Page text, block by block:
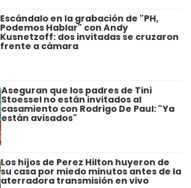
Escándalo en la grabación de "PH,
Podemos Hablar" con Andy
Kusnetzoff: dos invitadas se cruzaron
frente a cámara
Aseguran que los padres de Tini
Stoessel no están invitados al
casamiento con Rodrigo De Paul: "Ya
están avisados"
Los hijos de Perez Hilton huyeron de
su casa por miedo minutos antes de la
aterradora transmisión en vivo